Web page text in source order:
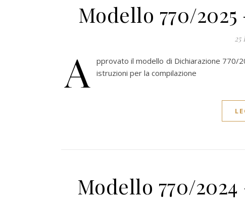
Modello 770/
25
A
pprovato il modello di Dichiarazione
istruzioni per la compilazione
Modello 770/